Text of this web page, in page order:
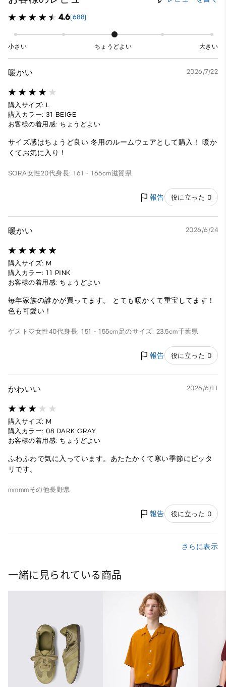
4.6(688)
小さい ちょうどよい 大きい
暖かい 2026/7/22
購入サイズ: L
購入カラー: 31 BEIGE
お客様の着用感: ちょうどよい
サイズ感はちょうど良い 冬用のルームウェアとして購入！ 暖か
くてお気に入り！
SORA女性20代身長: 161 - 165cm滋賀県
報告 役に立った 0
暖かい 2026/6/24
購入サイズ: M
購入カラー: 11 PINK
お客様の着用感: ちょうどよい
毎年家族の誰かが買ってます。 とても暖かくて重宝してます！
色も可愛い！
ゲスト♡女性40代身長: 151 - 155cm足のサイズ: 23.5cm千葉県
報告 役に立った 0
かわいい 2026/6/11
購入サイズ: M
購入カラー: 08 DARK GRAY
お客様の着用感: ちょうどよい
ふわふわで気に入っています。あたたかくて寒い季節にピッタ
リです。
mmmmその他長野県
報告 役に立った 0
さらに表示
一緒に見られている商品